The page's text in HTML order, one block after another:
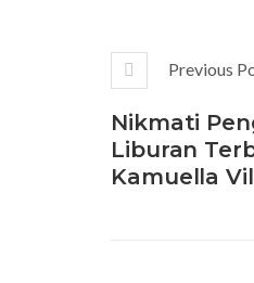
Previous
Nikmati
Liburan
Kamuella